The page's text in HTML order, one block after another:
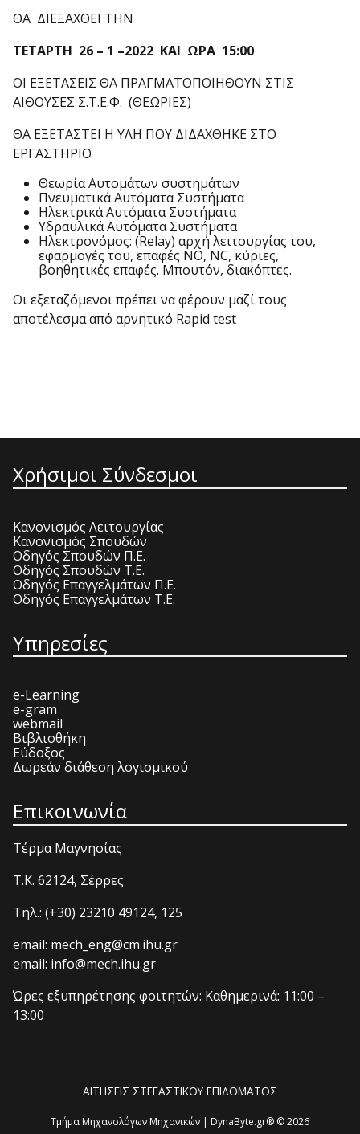
ΘΑ ΔΙΕΞΑΧΘΕΙ ΤΗΝ
ΤΕΤΑΡΤΗ 26 – 1 –2022 ΚΑΙ ΩΡΑ 15:00
ΟΙ ΕΞΕΤΑΣΕΙΣ ΘΑ ΠΡΑΓΜΑΤΟΠΟΙΗΘΟΥΝ ΣΤΙΣ
ΑΙΘΟΥΣΕΣ Σ.Τ.Ε.Φ. (ΘΕΩΡΙΕΣ)
ΘΑ ΕΞΕΤΑΣΤΕΙ Η ΥΛΗ ΠΟΥ ΔΙΔΑΧΘΗΚΕ ΣΤΟ
ΕΡΓΑΣΤΗΡΙΟ
Θεωρία Αυτομάτων συστημάτων
Πνευματικά Αυτόματα Συστήματα
Ηλεκτρικά Αυτόματα Συστήματα
Υδραυλικά Αυτόματα Συστήματα
Ηλεκτρονόμος: (Relay) αρχή λειτουργίας του,
εφαρμογές του, επαφές ΝΟ, ΝC, κύριες,
βοηθητικές επαφές. Μπουτόν, διακόπτες.
Οι εξεταζόμενοι πρέπει να φέρουν μαζί τους
αποτέλεσμα από αρνητικό Rapid test
Χρήσιμοι Σύνδεσμοι
Κανονισμός Λειτουργίας
Κανονισμός Σπουδών
Οδηγός Σπουδών Π.Ε.
Οδηγός Σπουδών Τ.Ε.
Οδηγός Επαγγελμάτων Π.Ε.
Οδηγός Επαγγελμάτων Τ.Ε.
Υπηρεσίες
e-Learning
e-gram
webmail
Βιβλιοθήκη
Εύδοξος
Δωρεάν διάθεση λογισμικού
Επικοινωνία
Τέρμα Μαγνησίας
T.K. 62124, Σέρρες
Τηλ.: (+30) 23210 49124, 125
email: mech_eng@cm.ihu.gr
email: info@mech.ihu.gr
Ώρες εξυπηρέτησης φοιτητών: Καθημερινά: 11:00 –
13:00
ΑΙΤΗΣΕΙΣ ΣΤΕΓΑΣΤΙΚΟΥ ΕΠΙΔΟΜΑΤΟΣ
Τμήμα Μηχανολόγων Μηχανικών | DynaByte.gr® © 2026